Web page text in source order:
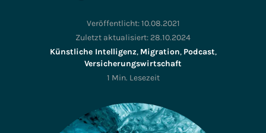
Veröffentlicht:10.08.2021
Zuletzt aktualisiert: 28.10.2024
Künstliche Intelligenz, Migration, Podcast,
Versicherungswirtschaft
1 Min. Lesezeit